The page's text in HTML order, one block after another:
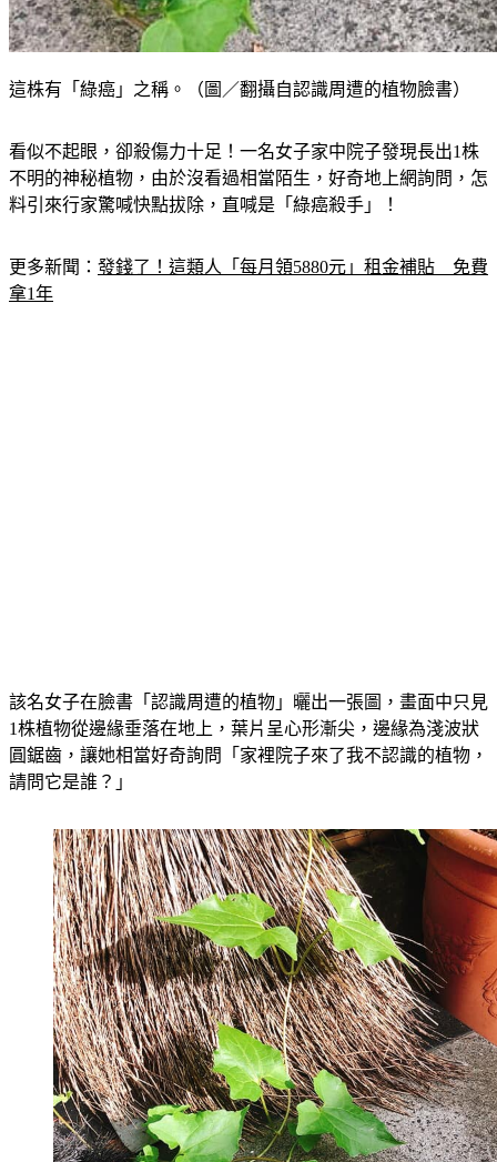
這株有「綠癌」之稱。（圖／翻攝自認識周遭的植物臉書）
看似不起眼，卻殺傷力十足！一名女子家中院子發現長出1株
不明的神秘植物，由於沒看過相當陌生，好奇地上網詢問，怎
料引來行家驚喊快點拔除，直喊是「綠癌殺手」！
更多新聞： 發錢了！這類人「每月領5880元」租金補貼　免費
拿1年
該名女子在臉書「認識周遭的植物」曬出一張圖，畫面中只見
1株植物從邊緣垂落在地上，葉片呈心形漸尖，邊緣為淺波狀
圓鋸齒，讓她相當好奇詢問「家裡院子來了我不認識的植物，
請問它是誰？」